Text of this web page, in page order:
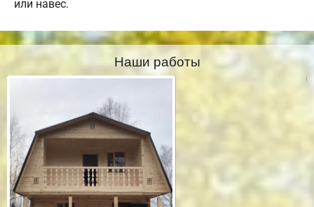
или навес.
Наши работы